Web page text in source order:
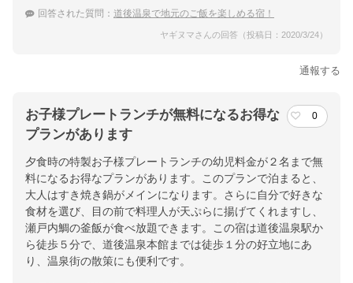
回答された質問： 道後温泉で地元のご飯を楽しめる宿！
ヤギヌマさんの回答（投稿日：2020/3/24）
通報する
お子様プレートランチが無料になるお得な
プランがあります
0
夕食時の特製お子様プレートランチの幼児料金が２名まで無
料になるお得なプランがあります。このプランで泊まると、
大人はすき焼き鍋がメインになります。さらに自分で好きな
食材を選び、目の前で料理人が天ぷらに揚げてくれますし、
瀬戸内鯛の釜飯が食べ放題できます。この宿は道後温泉駅か
ら徒歩５分で、道後温泉本館までは徒歩１分の好立地にあ
り、温泉街の散策にも便利です。